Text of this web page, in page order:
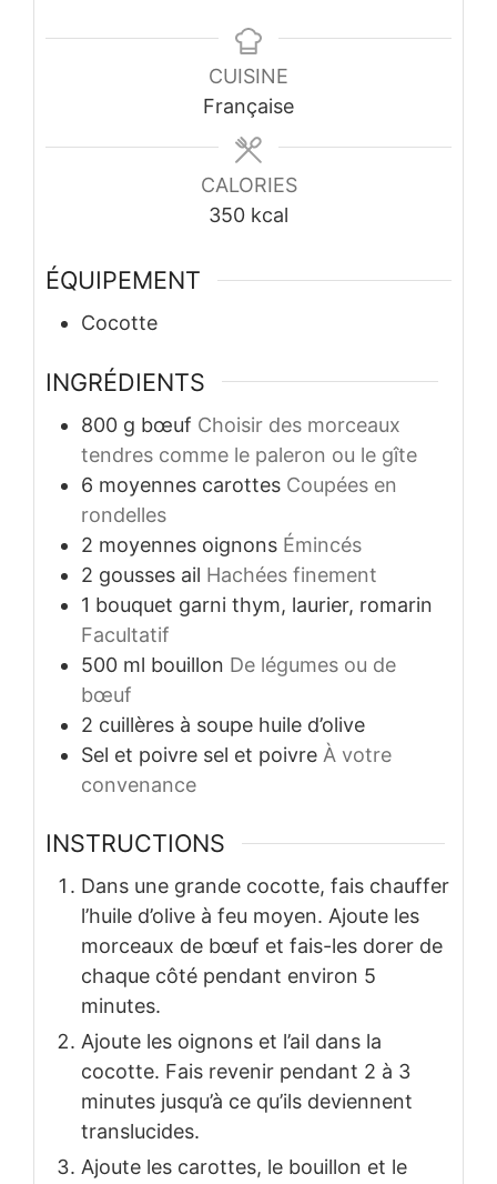
CUISINE
Française
CALORIES
350 kcal
ÉQUIPEMENT
Cocotte
INGRÉDIENTS
800 g bœuf Choisir des morceaux
tendres comme le paleron ou le gîte
6 moyennes carottes Coupées en
rondelles
2 moyennes oignons Émincés
2 gousses ail Hachées finement
1 bouquet garni thym, laurier, romarin
Facultatif
500 ml bouillon De légumes ou de
bœuf
2 cuillères à soupe huile d’olive
Sel et poivre sel et poivre À votre
convenance
INSTRUCTIONS
Dans une grande cocotte, fais chauffer
l’huile d’olive à feu moyen. Ajoute les
morceaux de bœuf et fais-les dorer de
chaque côté pendant environ 5
minutes.
Ajoute les oignons et l’ail dans la
cocotte. Fais revenir pendant 2 à 3
minutes jusqu’à ce qu’ils deviennent
translucides.
Ajoute les carottes, le bouillon et le